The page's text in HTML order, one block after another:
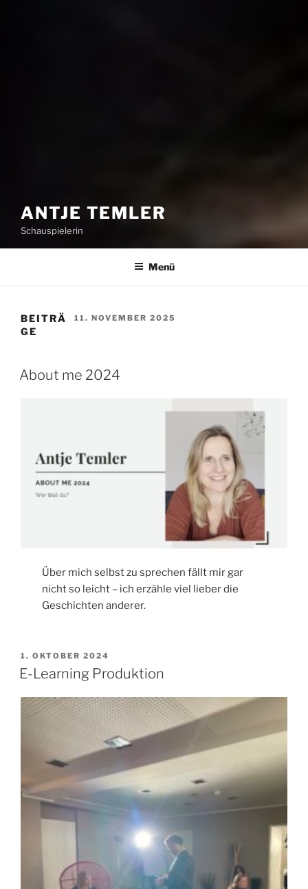
ANTJE TEMLER
Schauspielerin
Menü
BEITRÄ
GE
VERÖFFENTLICHT
11. NOVEMBER 2025
About me 2024
Über mich selbst zu sprechen fällt mir gar
nicht so leicht – ich erzähle viel lieber die
Geschichten anderer.
VERÖFFENTLICHT
AM
1. OKTOBER 2024
E-Learning Produktion